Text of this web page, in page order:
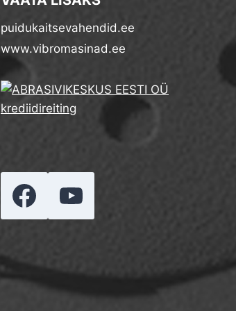
puidukaitsevahendid.ee
www.vibromasinad.ee